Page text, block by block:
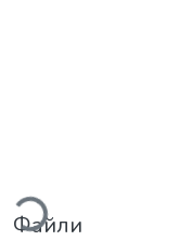
Вантажиться...
Файли